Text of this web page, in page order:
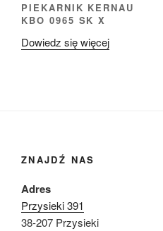
PIEKARNIK KERNAU
KBO 0965 SK X
Dowiedz się więcej
ZNAJDŹ NAS
Adres
Przysieki 391
38-207 Przysieki